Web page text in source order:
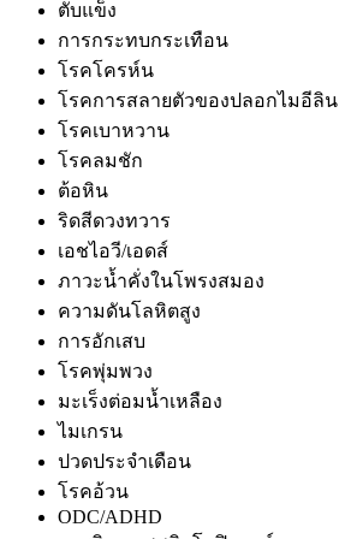
ตับแข็ง
การกระทบกระเทือน
โรคโครห์น
โรคการสลายตัวของปลอกไมอีลิน
โรคเบาหวาน
โรคลมชัก
ต้อหิน
ริดสีดวงทวาร
เอชไอวี/เอดส์
ภาวะน้ำคั่งในโพรงสมอง
ความดันโลหิตสูง
การอักเสบ
โรคพุ่มพวง
มะเร็งต่อมน้ำเหลือง
ไมเกรน
ปวดประจำเดือน
โรคอ้วน
ODC/ADHD